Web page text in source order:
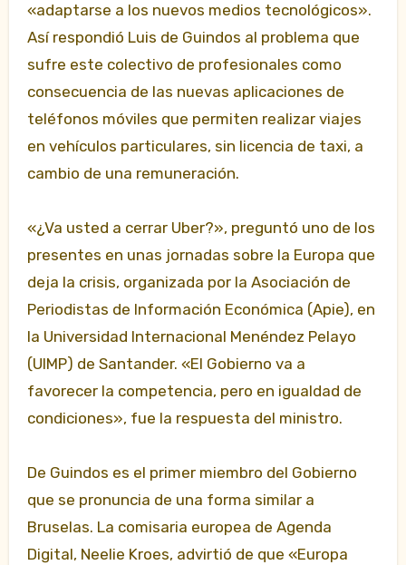
«adaptarse a los nuevos medios tecnológicos».
Así respondió Luis de Guindos al problema que
sufre este colectivo de profesionales como
consecuencia de las nuevas aplicaciones de
teléfonos móviles que permiten realizar viajes
en vehículos particulares, sin licencia de taxi, a
cambio de una remuneración.
«¿Va usted a cerrar Uber?», preguntó uno de los
presentes en unas jornadas sobre la Europa que
deja la crisis, organizada por la Asociación de
Periodistas de Información Económica (Apie), en
la Universidad Internacional Menéndez Pelayo
(UIMP) de Santander. «El Gobierno va a
favorecer la competencia, pero en igualdad de
condiciones», fue la respuesta del ministro.
De Guindos es el primer miembro del Gobierno
que se pronuncia de una forma similar a
Bruselas. La comisaria europea de Agenda
Digital, Neelie Kroes, advirtió de que «Europa